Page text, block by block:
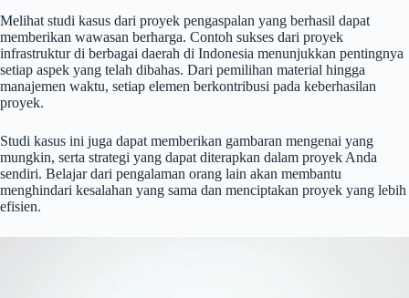
Melihat studi kasus dari proyek pengaspalan yang berhasil dapat
memberikan wawasan berharga. Contoh sukses dari proyek
infrastruktur di berbagai daerah di Indonesia menunjukkan pentingnya
setiap aspek yang telah dibahas. Dari pemilihan material hingga
manajemen waktu, setiap elemen berkontribusi pada keberhasilan
proyek.
Studi kasus ini juga dapat memberikan gambaran mengenai yang
mungkin, serta strategi yang dapat diterapkan dalam proyek Anda
sendiri. Belajar dari pengalaman orang lain akan membantu
menghindari kesalahan yang sama dan menciptakan proyek yang lebih
efisien.